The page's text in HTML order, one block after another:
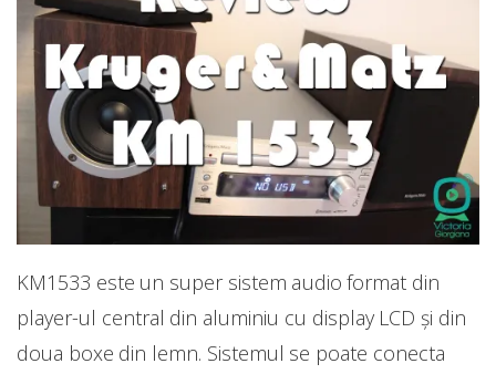
KM1533 este un super sistem audio format din
player-ul central din aluminiu cu display LCD și din
doua boxe din lemn. Sistemul se poate conecta